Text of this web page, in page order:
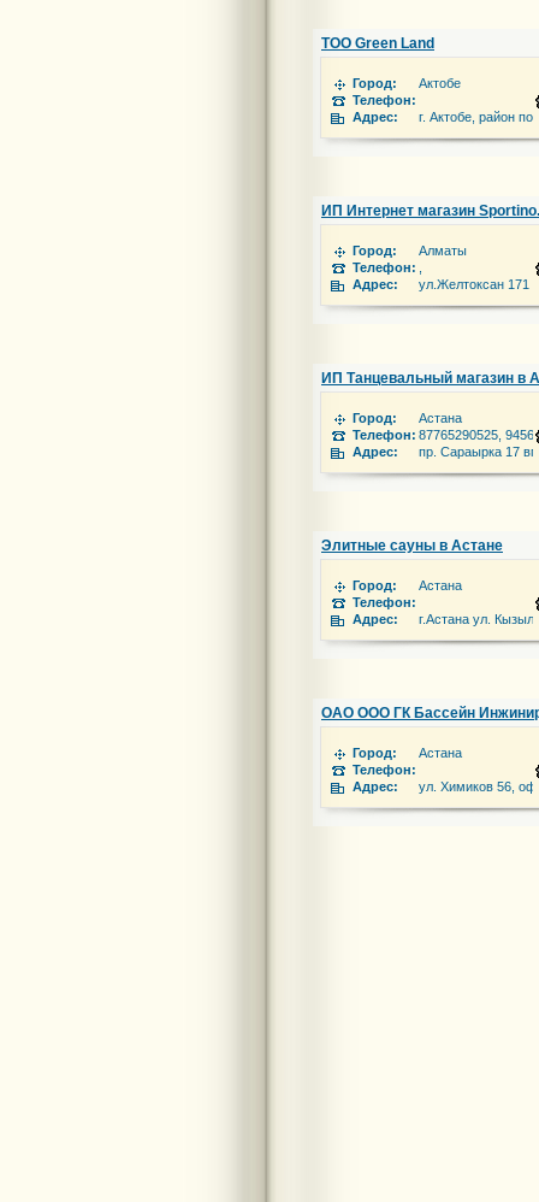
ТОО Green Land
Город:
Актобе
Телефон:
Адрес:
г. Актобе, район
ИП Интернет магазин
Город:
Алматы
Телефон:
Адрес:
ул.Желтоксан 171
ИП Танцевальный магазин в
Город:
Астана
Телефон: 87765290525,
Адрес:
пр. Сараырка 17
Элитные сауны в Астане
Город:
Астана
Телефон:
Адрес:
г.Астана ул.
ОАО ООО ГК Бассейн
Город:
Астана
Телефон:
Адрес:
ул. Химиков 56,